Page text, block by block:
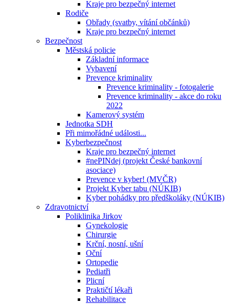
Kraje pro bezpečný internet
Rodiče
Obřady (svatby, vítání občánků)
Kraje pro bezpečný internet
Bezpečnost
Městská policie
Základní informace
Vybavení
Prevence kriminality
Prevence kriminality - fotogalerie
Prevence kriminality - akce do roku
2022
Kamerový systém
Jednotka SDH
Při mimořádné události...
Kyberbezpečnost
Kraje pro bezpečný internet
#nePINdej (projekt České bankovní
asociace)
Prevence v kyber! (MVČR)
Projekt Kyber tabu (NÚKIB)
Kyber pohádky pro předškoláky (NÚKIB)
Zdravotnictví
Poliklinika Jirkov
Gynekologie
Chirurgie
Krční, nosní, ušní
Oční
Ortopedie
Pediatři
Plicní
Praktičtí lékaři
Rehabilitace